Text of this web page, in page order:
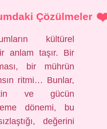
Çözülmeler
kültürel
anlam taşır. Bir
bir mührün
ritmi… Bunlar,
ve gücün
dönemi, bu
değerini